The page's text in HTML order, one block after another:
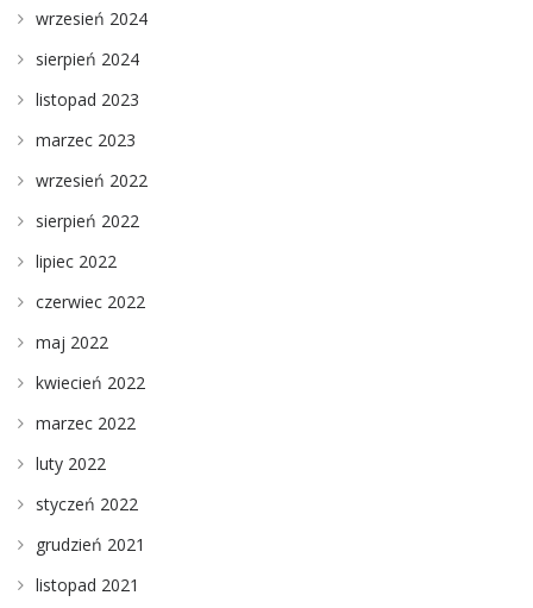
wrzesień 2024
sierpień 2024
listopad 2023
marzec 2023
wrzesień 2022
sierpień 2022
lipiec 2022
czerwiec 2022
maj 2022
kwiecień 2022
marzec 2022
luty 2022
styczeń 2022
grudzień 2021
listopad 2021